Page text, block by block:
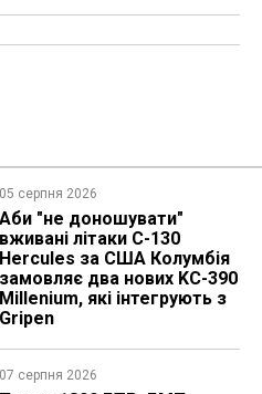
05 серпня 2026
Аби "не доношувати"
вживані літаки C-130
Hercules за США Колумбія
замовляє два нових KC-390
Millenium, які інтегрують з
Gripen
07 серпня 2026